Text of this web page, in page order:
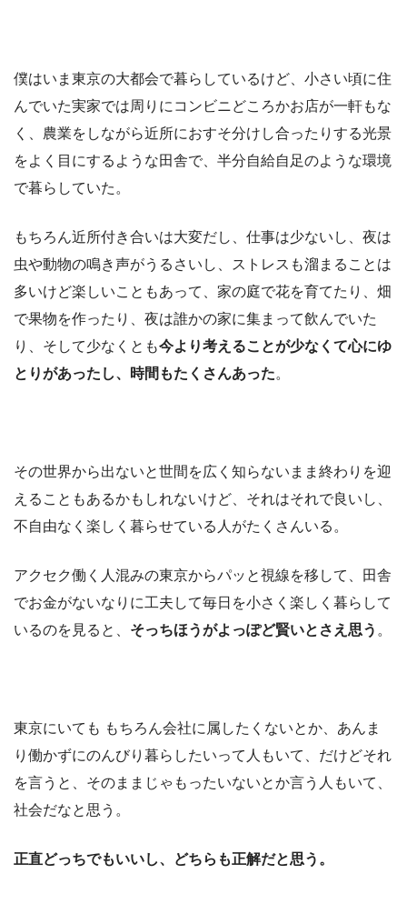
僕はいま東京の大都会で暮らしているけど、小さい頃に住
んでいた実家では周りにコンビニどころかお店が一軒もな
く、農業をしながら近所におすそ分けし合ったりする光景
をよく目にするような田舎で、半分自給自足のような環境
で暮らしていた。
もちろん近所付き合いは大変だし、仕事は少ないし、夜は
虫や動物の鳴き声がうるさいし、ストレスも溜まることは
多いけど楽しいこともあって、家の庭で花を育てたり、畑
で果物を作ったり、夜は誰かの家に集まって飲んでいた
り、そして少なくとも今より考えることが少なくて心にゆ
とりがあったし、時間もたくさんあった。
その世界から出ないと世間を広く知らないまま終わりを迎
えることもあるかもしれないけど、それはそれで良いし、
不自由なく楽しく暮らせている人がたくさんいる。
アクセク働く人混みの東京からパッと視線を移して、田舎
でお金がないなりに工夫して毎日を小さく楽しく暮らして
いるのを見ると、 そっちほうがよっぽど賢いとさえ思う 。
東京にいても もちろん会社に属したくないとか、あんま
り働かずにのんびり暮らしたいって人もいて、だけどそれ
を言うと、そのままじゃもったいないとか言う人もいて、
社会だなと思う。
正直どっちでもいいし、どちらも正解だと思う。